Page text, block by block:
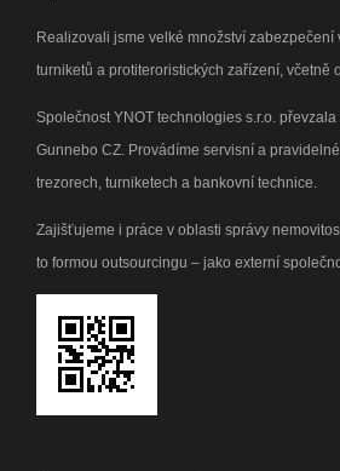
Realizovali jsme velké množství zabezpečení
turniketů a protiteroristických zařízení, včetně
Společnost YNOT technologies s.r.o.
Gunnebo CZ. Provádíme servisní a
trezorech, turniketech a bankovní technice.
Zajišťujeme i práce v oblasti správy
to formou outsourcingu – jako externí